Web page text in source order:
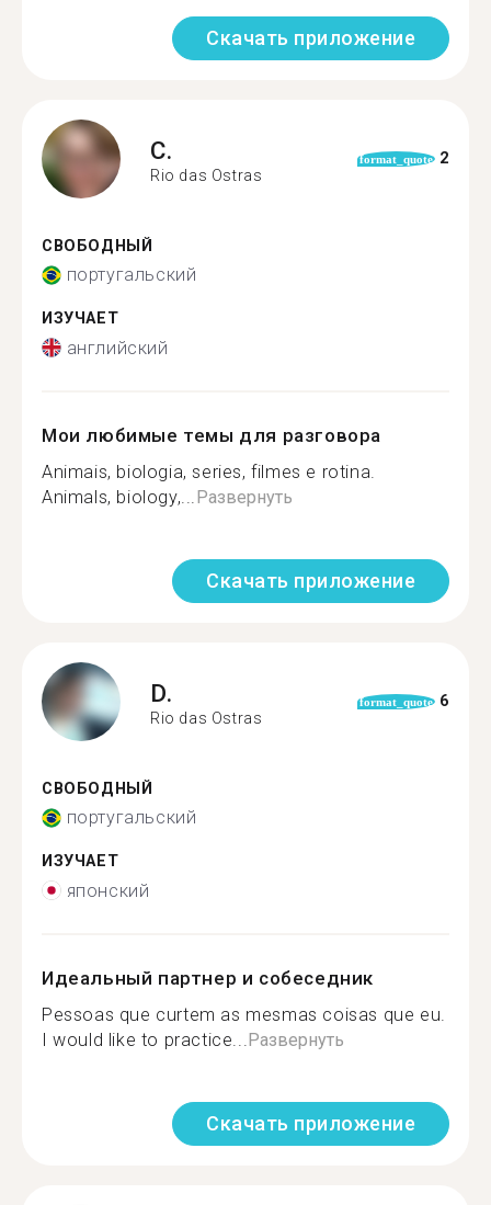
Скачать приложение
C.
Rio das Ostras
format_quote 2
СВОБОДНЫЙ
португальский
ИЗУЧАЕТ
английский
Мои любимые темы для разговора
Animais, biologia, series, filmes e rotina.
Animals, biology,... Развернуть
Скачать приложение
D.
Rio das Ostras
format_quote 6
СВОБОДНЫЙ
португальский
ИЗУЧАЕТ
японский
Идеальный партнер и собеседник
Pessoas que curtem as mesmas coisas que eu.
I would like to practice... Развернуть
Скачать приложение